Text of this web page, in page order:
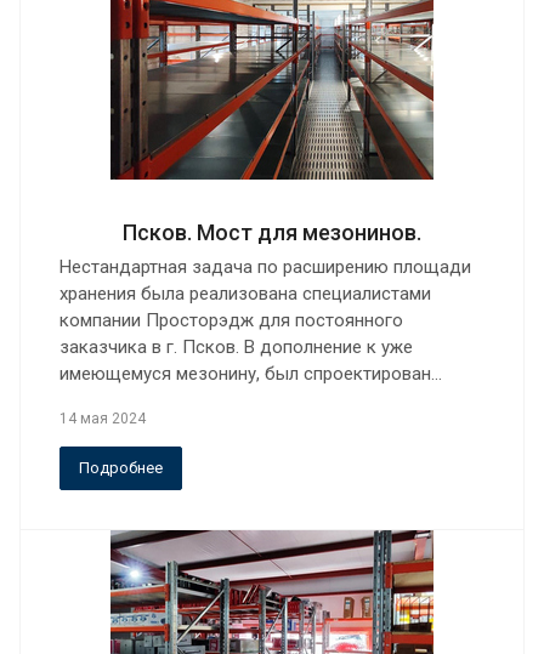
Псков. Мост для мезонинов.
Нестандартная задача по расширению площади
хранения была реализована специалистами
компании Просторэдж для постоянного
заказчика в г. Псков. В дополнение к уже
имеющемуся мезонину, был спроектирован…
14 мая 2024
Подробнее